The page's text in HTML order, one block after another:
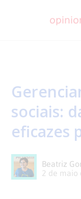
sociais:
eficazes
Beatriz
2 de maio
Dicas
Questionários
Customer
DE
PESQUISA
MATERIAIS
WEBINARS
OSOLUÇÕES